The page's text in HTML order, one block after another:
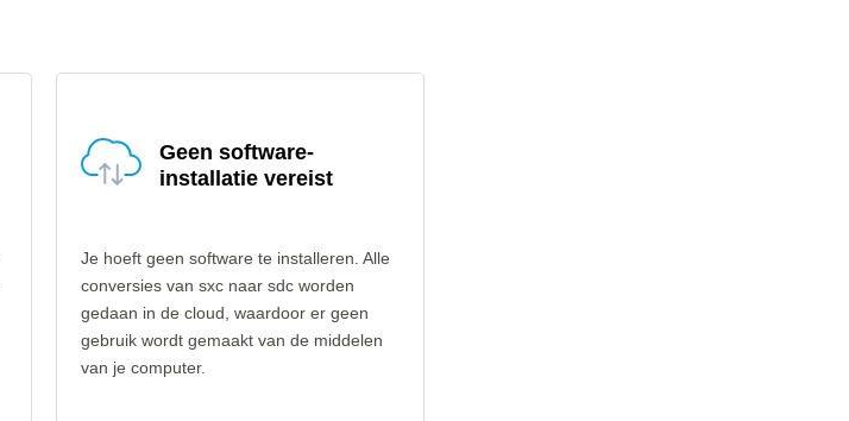
Geen software-
installatie vereist
Je hoeft geen software te installeren. Alle
conversies van sxc naar sdc worden
gedaan in de cloud, waardoor er geen
gebruik wordt gemaakt van de middelen
van je computer.